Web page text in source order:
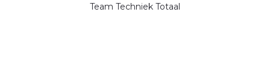
Team Techniek Totaal